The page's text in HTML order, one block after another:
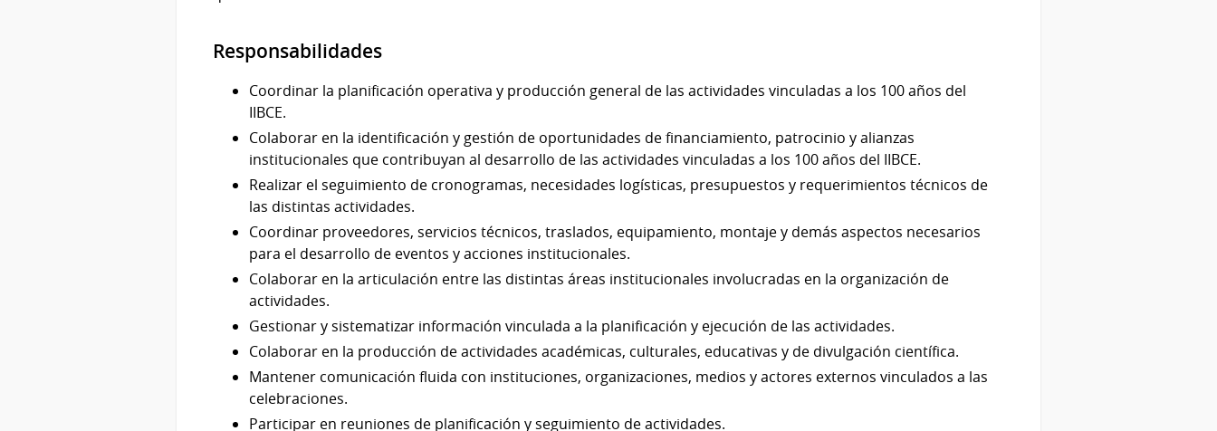
Responsabilidades
Coordinar la planificación operativa y producción general de las actividades vinculadas a los 100 años del
IIBCE.
Colaborar en la identificación y gestión de oportunidades de financiamiento, patrocinio y alianzas
institucionales que contribuyan al desarrollo de las actividades vinculadas a los 100 años del IIBCE.
Realizar el seguimiento de cronogramas, necesidades logísticas, presupuestos y requerimientos técnicos de
las distintas actividades.
Coordinar proveedores, servicios técnicos, traslados, equipamiento, montaje y demás aspectos necesarios
para el desarrollo de eventos y acciones institucionales.
Colaborar en la articulación entre las distintas áreas institucionales involucradas en la organización de
actividades.
Gestionar y sistematizar información vinculada a la planificación y ejecución de las actividades.
Colaborar en la producción de actividades académicas, culturales, educativas y de divulgación científica.
Mantener comunicación fluida con instituciones, organizaciones, medios y actores externos vinculados a las
celebraciones.
Participar en reuniones de planificación y seguimiento de actividades.